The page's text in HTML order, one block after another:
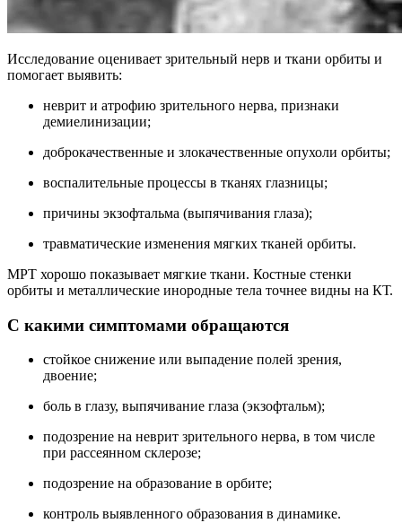
Исследование оценивает зрительный нерв и ткани орбиты и
помогает выявить:
неврит и атрофию зрительного нерва, признаки
демиелинизации;
доброкачественные и злокачественные опухоли орбиты;
воспалительные процессы в тканях глазницы;
причины экзофтальма (выпячивания глаза);
травматические изменения мягких тканей орбиты.
МРТ хорошо показывает мягкие ткани. Костные стенки
орбиты и металлические инородные тела точнее видны на КТ.
С какими симптомами обращаются
стойкое снижение или выпадение полей зрения,
двоение;
боль в глазу, выпячивание глаза (экзофтальм);
подозрение на неврит зрительного нерва, в том числе
при рассеянном склерозе;
подозрение на образование в орбите;
контроль выявленного образования в динамике.